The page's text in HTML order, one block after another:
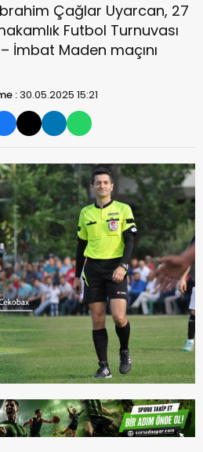
Çağlar Uyarcan, 27
Futbol Turnuvası
İmbat Maden maçını
:30.05.2025 15:21